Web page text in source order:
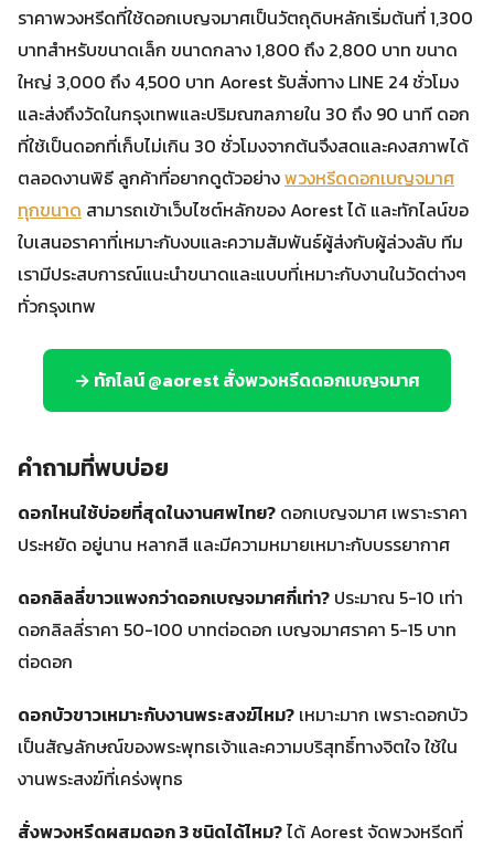
ราคาพวงหรีดที่ใช้ดอกเบญจมาศเป็นวัตถุดิบหลักเริ่มต้นที่ 1,300
บาทสำหรับขนาดเล็ก ขนาดกลาง 1,800 ถึง 2,800 บาท ขนาด
ใหญ่ 3,000 ถึง 4,500 บาท Aorest รับสั่งทาง LINE 24 ชั่วโมง
และส่งถึงวัดในกรุงเทพและปริมณฑลภายใน 30 ถึง 90 นาที ดอก
ที่ใช้เป็นดอกที่เก็บไม่เกิน 30 ชั่วโมงจากต้นจึงสดและคงสภาพได้
ตลอดงานพิธี ลูกค้าที่อยากดูตัวอย่างพวงหรีดดอกเบญจมาศ
ทุกขนาด สามารถเข้าเว็บไซต์หลักของ Aorest ได้ และทักไลน์ขอ
ใบเสนอราคาที่เหมาะกับงบและความสัมพันธ์ผู้ส่งกับผู้ล่วงลับ ทีม
เรามีประสบการณ์แนะนำขนาดและแบบที่เหมาะกับงานในวัดต่างๆ
ทั่วกรุงเทพ
→ ทักไลน์ @aorest สั่งพวงหรีดดอกเบญจมาศ
คำถามที่พบบ่อย
ดอกไหนใช้บ่อยที่สุดในงานศพไทย? ดอกเบญจมาศ เพราะราคา
ประหยัด อยู่นาน หลากสี และมีความหมายเหมาะกับบรรยากาศ
ดอกลิลลี่ขาวแพงกว่าดอกเบญจมาศกี่เท่า? ประมาณ 5-10 เท่า
ดอกลิลลี่ราคา 50-100 บาทต่อดอก เบญจมาศราคา 5-15 บาท
ต่อดอก
ดอกบัวขาวเหมาะกับงานพระสงฆ์ไหม? เหมาะมาก เพราะดอกบัว
เป็นสัญลักษณ์ของพระพุทธเจ้าและความบริสุทธิ์ทางจิตใจ ใช้ใน
งานพระสงฆ์ที่เคร่งพุทธ
สั่งพวงหรีดผสมดอก 3 ชนิดได้ไหม?ได้ Aorest จัดพวงหรีดที่